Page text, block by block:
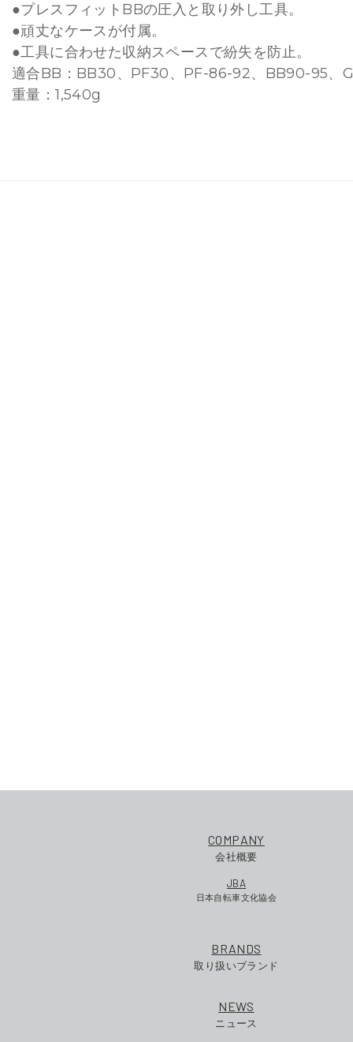
●プレスフィットBBの圧入と取り外し工具。
●頑丈なケースが付属。
●工具に合わせた収納スペースで紛失を防止。
適合BB：BB30、PF30、PF-86-92、BB90-95、
重量：1,540g
COMPANY
会社概要
JBA
日本自転車文化協会
BRANDS
取り扱いブランド
NEWS
ニュース